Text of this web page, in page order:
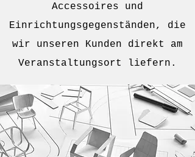
Accessoires und
Einrichtungsgegenständen, die
wir unseren Kunden direkt am
Veranstaltungsort liefern.